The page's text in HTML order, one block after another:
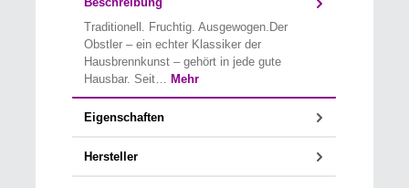
Traditionell. Fruchtig. Ausgewogen.Der
Obstler – ein echter Klassiker der
Hausbrennkunst – gehört in jede gute
Hausbar. Seit…
Mehr
Eigenschaften
Hersteller